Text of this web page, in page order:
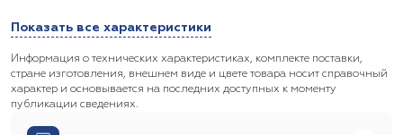
Показать все характеристики
Информация о технических характеристиках, комплекте поставки,
стране изготовления, внешнем виде и цвете товара носит справочный
характер и основывается на последних доступных к моменту
публикации сведениях.